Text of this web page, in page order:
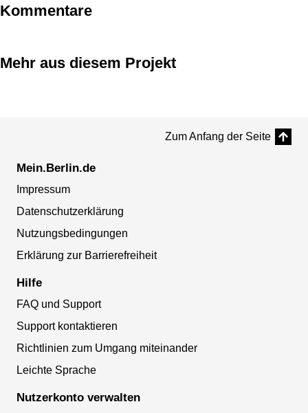
Kommentare
Mehr aus diesem Projekt
Zum Anfang der Seite
Mein.Berlin.de
Impressum
Datenschutzerklärung
Nutzungsbedingungen
Erklärung zur Barrierefreiheit
Hilfe
FAQ und Support
Support kontaktieren
Richtlinien zum Umgang miteinander
Leichte Sprache
Nutzerkonto verwalten